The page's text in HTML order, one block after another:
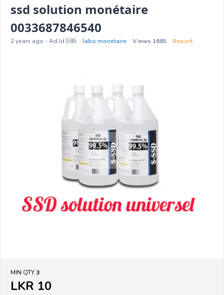
ssd solution monétaire
0033687846540
2 years ago - Ad Id 585 labo monetaire Views 1685 Report
MIN QTY3
LKR 10